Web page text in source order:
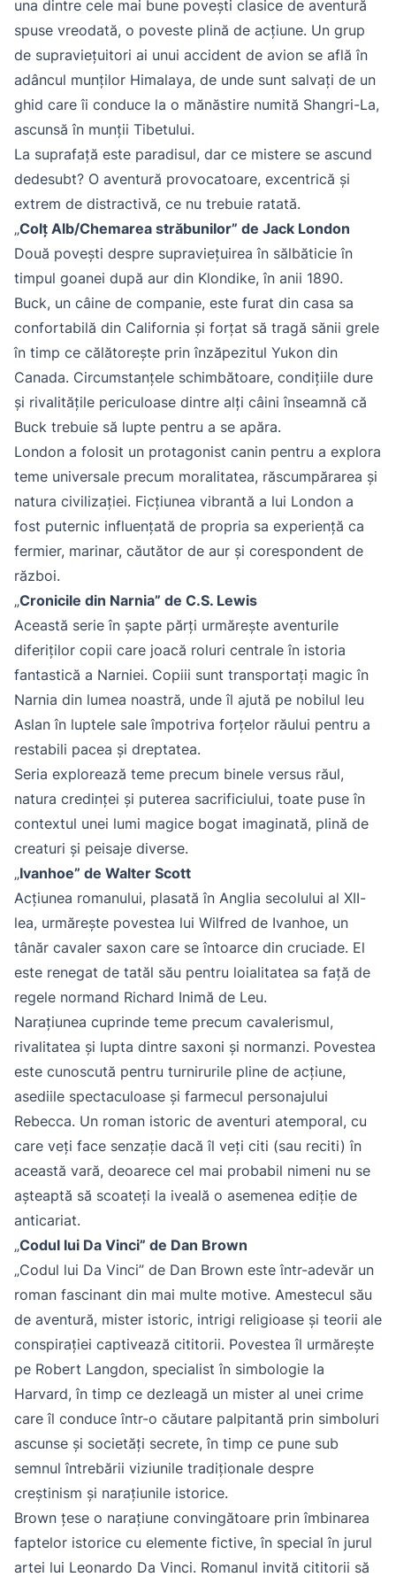
una dintre cele mai bune povești clasice de aventură
spuse vreodată, o poveste plină de acțiune. Un grup
de supraviețuitori ai unui accident de avion se află în
adâncul munților Himalaya, de unde sunt salvați de un
ghid care îi conduce la o mănăstire numită Shangri-La,
ascunsă în munții Tibetului.
La suprafață este paradisul, dar ce mistere se ascund
dedesubt? O aventură provocatoare, excentrică și
extrem de distractivă, ce nu trebuie ratată.
„Colț Alb/Chemarea străbunilor” de Jack London
Două povești despre supraviețuirea în sălbăticie în
timpul goanei după aur din Klondike, în anii 1890.
Buck, un câine de companie, este furat din casa sa
confortabilă din California și forțat să tragă sănii grele
în timp ce călătorește prin înzăpezitul Yukon din
Canada. Circumstanțele schimbătoare, condițiile dure
și rivalitățile periculoase dintre alți câini înseamnă că
Buck trebuie să lupte pentru a se apăra.
London a folosit un protagonist canin pentru a explora
teme universale precum moralitatea, răscumpărarea și
natura civilizației. Ficțiunea vibrantă a lui London a
fost puternic influențată de propria sa experiență ca
fermier, marinar, căutător de aur și corespondent de
război.
„Cronicile din Narnia” de C.S. Lewis
Această serie în șapte părți urmărește aventurile
diferiților copii care joacă roluri centrale în istoria
fantastică a Narniei. Copiii sunt transportați magic în
Narnia din lumea noastră, unde îl ajută pe nobilul leu
Aslan în luptele sale împotriva forțelor răului pentru a
restabili pacea și dreptatea.
Seria explorează teme precum binele versus răul,
natura credinței și puterea sacrificiului, toate puse în
contextul unei lumi magice bogat imaginată, plină de
creaturi și peisaje diverse.
„Ivanhoe” de Walter Scott
Acțiunea romanului, plasată în Anglia secolului al XII-
lea, urmărește povestea lui Wilfred de Ivanhoe, un
tânăr cavaler saxon care se întoarce din cruciade. El
este renegat de tatăl său pentru loialitatea sa față de
regele normand Richard Inimă de Leu.
Narațiunea cuprinde teme precum cavalerismul,
rivalitatea și lupta dintre saxoni și normanzi. Povestea
este cunoscută pentru turnirurile pline de acțiune,
asediile spectaculoase și farmecul personajului
Rebecca. Un roman istoric de aventuri atemporal, cu
care veți face senzație dacă îl veți citi (sau reciti) în
această vară, deoarece cel mai probabil nimeni nu se
așteaptă să scoateți la iveală o asemenea ediție de
anticariat.
„Codul lui Da Vinci” de Dan Brown
„Codul lui Da Vinci” de Dan Brown este într-adevăr un
roman fascinant din mai multe motive. Amestecul său
de aventură, mister istoric, intrigi religioase și teorii ale
conspirației captivează cititorii. Povestea îl urmărește
pe Robert Langdon, specialist în simbologie la
Harvard, în timp ce dezleagă un mister al unei crime
care îl conduce într-o căutare palpitantă prin simboluri
ascunse și societăți secrete, în timp ce pune sub
semnul întrebării viziunile tradiționale despre
creștinism și narațiunile istorice.
Brown țese o narațiune convingătoare prin îmbinarea
faptelor istorice cu elemente fictive, în special în jurul
artei lui Leonardo Da Vinci. Romanul invită cititorii să